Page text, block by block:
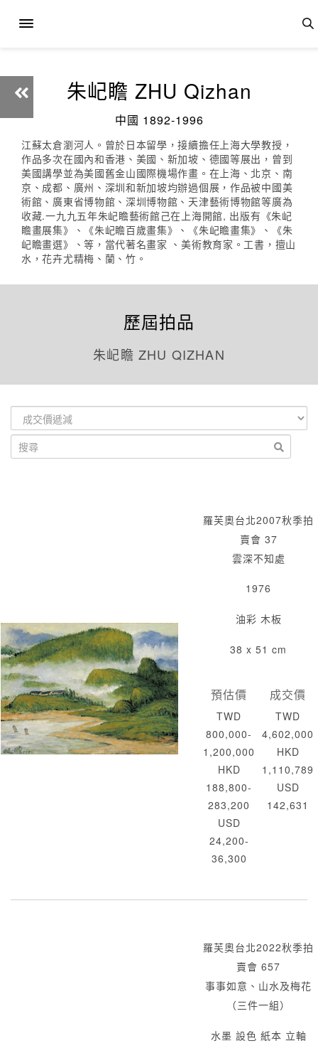
朱屺瞻 ZHU Qizhan
中國 1892-1996
江蘇太倉瀏河人。曾於日本留學，接續擔任上海大學教授，
作品多次在國內和香港、美國、新加坡、德國等展出，曾到
美國講學並為美國舊金山國際機場作畫。在上海、北京、南
京、成都、廣州、深圳和新加坡均辦過個展，作品被中國美
術館、廣東省博物館、深圳博物館、天津藝術博物館等廣為
收藏.一九九五年朱屺瞻藝術館己在上海開館, 出版有《朱屺
瞻畫展集》、《朱屺瞻百歲畫集》、《朱屺瞻畫集》、《朱
屺瞻畫選》、等，當代著名畫家 、美術教育家。工書，擅山
水，花卉尤精梅、蘭、竹。
歷屆拍品
朱屺瞻 ZHU QIZHAN
羅芙奧台北2007秋季拍
賣會 37
雲深不知處
1976
油彩 木板
38 x 51 cm
預估價
TWD
800,000-
1,200,000
HKD
188,800-
283,200
USD
24,200-
36,300
成交價
TWD
4,602,000
HKD
1,110,789
USD
142,631
羅芙奧台北2022秋季拍
賣會 657
事事如意、山水及梅花
（三件一組）
水墨 設色 紙本 立軸